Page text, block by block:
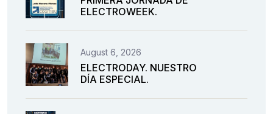
ELECTROWEEK.
August 6, 2026
ELECTRODAY. NUESTRO
DÍA ESPECIAL.